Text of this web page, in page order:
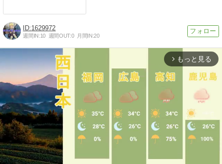
1629972
週間IN:10 週間OUT:0 月間IN:20
arrow_forward_ios もっと見る